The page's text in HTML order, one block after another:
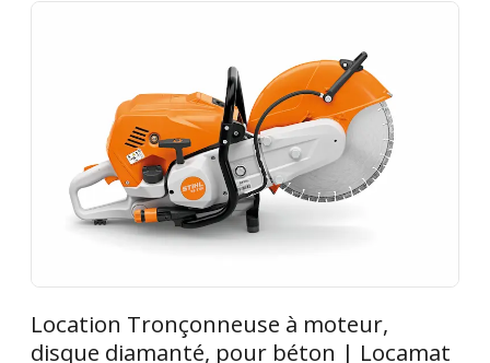
Location Tronçonneuse à moteur,
disque diamanté, pour béton | Locamat